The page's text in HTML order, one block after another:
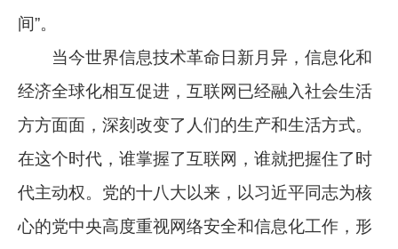
间”。
当今世界信息技术革命日新月异，信息化和
经济全球化相互促进，互联网已经融入社会生活
方方面面，深刻改变了人们的生产和生活方式。
在这个时代，谁掌握了互联网，谁就把握住了时
代主动权。党的十八大以来，以习近平同志为核
心的党中央高度重视网络安全和信息化工作，形